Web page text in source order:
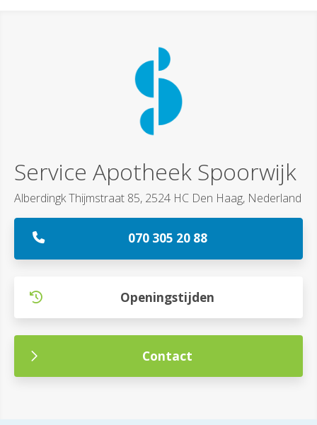
Service Apotheek Spoorwijk
Alberdingk Thijmstraat 85, 2524 HC Den Haag, Nederland
070 305 20 88
Openingstijden
Contact